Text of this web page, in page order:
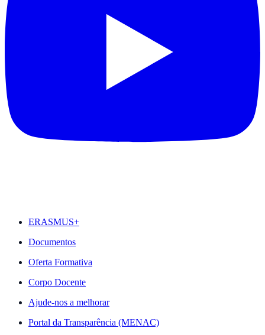
ERASMUS+
Documentos
Oferta Formativa
Corpo Docente
Ajude-nos a melhorar
Portal da Transparência (MENAC)